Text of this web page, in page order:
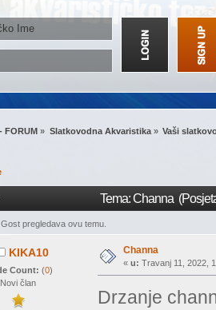
FORUM » Slatkovodna Akvaristika» Vaši
Tema: Channa
pregledava ovu temu.
KIKA10
Count: (0)
Novi član
Channa
« u: Travanj 11, 2022,
Drzanje